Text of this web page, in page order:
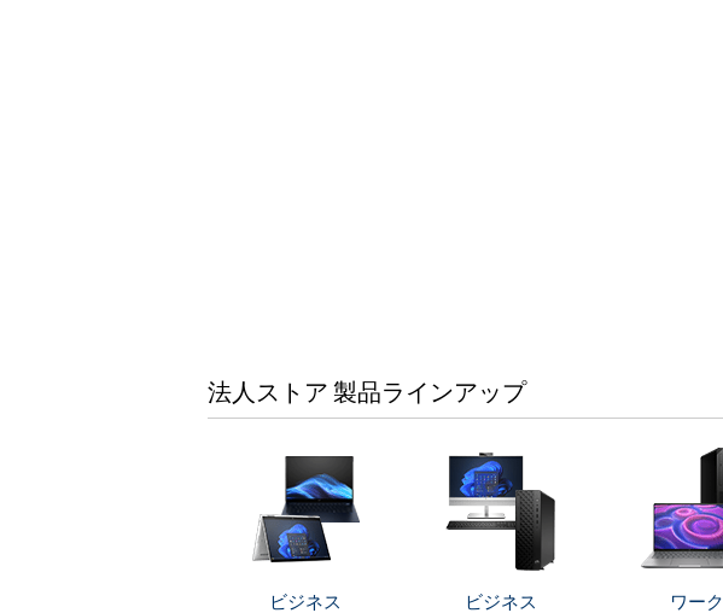
法人ストア 製品ラインアップ
ビジネス
ビジネス
ワーク